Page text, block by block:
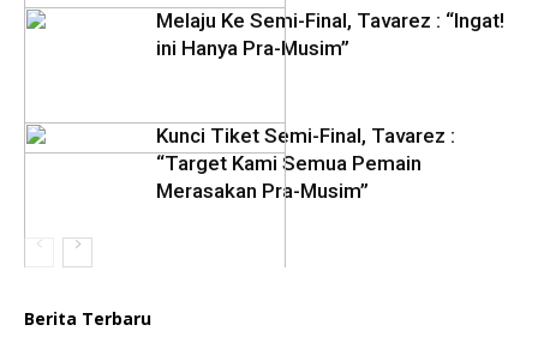
Melaju Ke Semi-Final, Tavarez : “Ingat!
ini Hanya Pra-Musim”
Kunci Tiket Semi-Final, Tavarez :
“Target Kami Semua Pemain
Merasakan Pra-Musim”
Berita Terbaru